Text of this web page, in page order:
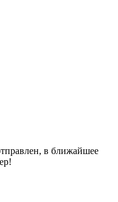
в ближайшее